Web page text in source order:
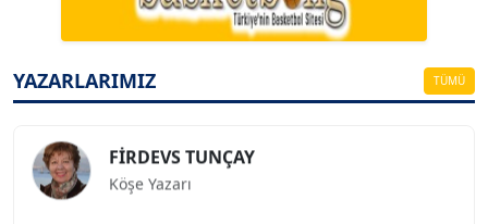
YAZARLARIMIZ TÜMÜ
ESAT ERÇETİNGÖZ
Köşe Yazarı
Köşe Yazarı